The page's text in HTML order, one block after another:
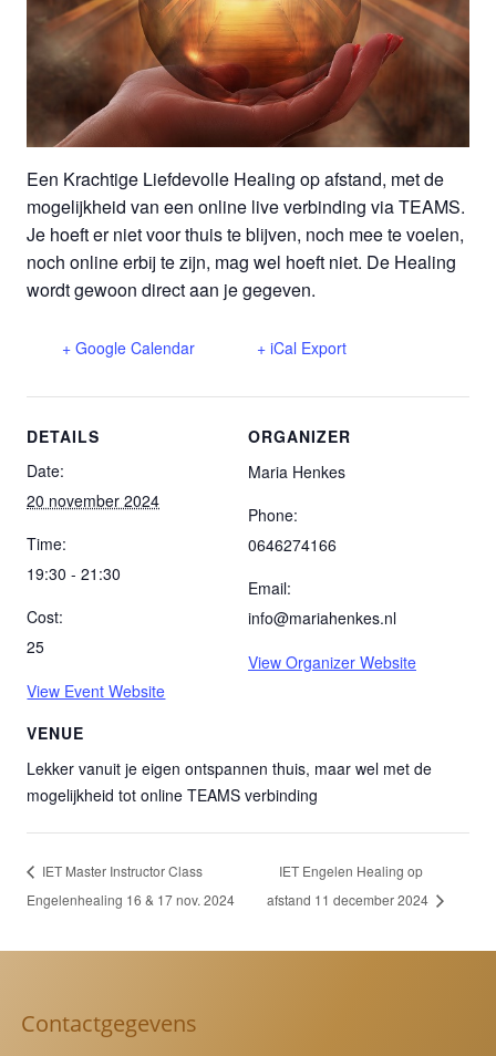
Een Krachtige Liefdevolle Healing op afstand, met de
mogelijkheid van een online live verbinding via TEAMS.
Je hoeft er niet voor thuis te blijven, noch mee te voelen,
noch online erbij te zijn, mag wel hoeft niet. De Healing
wordt gewoon direct aan je gegeven.
+ Google Calendar + iCal Export
DETAILS
Date:
20 november 2024
Time:
19:30 - 21:30
Cost:
25
View Event Website
VENUE
Lekker vanuit je eigen ontspannen thuis, maar wel met de
mogelijkheid tot online TEAMS verbinding
ORGANIZER
Maria Henkes
Phone:
0646274166
Email:
info@mariahenkes.nl
View Organizer Website
IET Master Instructor Class
Engelenhealing 16 & 17 nov. 2024
IET Engelen Healing op
afstand 11 december 2024
Contactgegevens